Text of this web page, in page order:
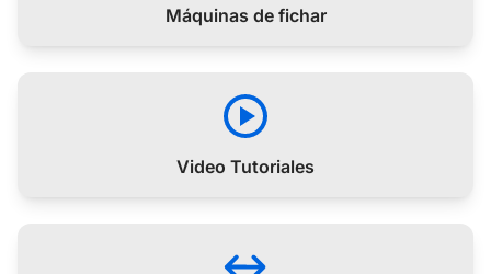
Máquinas de fichar
Video Tutoriales